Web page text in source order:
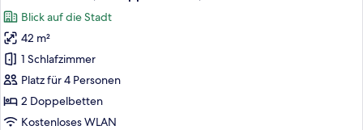
Fotos
für
Classic-
Zimmer,
2 Doppelbetten,
Stadtblick
anzeigen
Blick auf die Stadt
42 m²
1 Schlafzimmer
Platz für 4 Personen
2 Doppelbetten
Kostenloses WLAN